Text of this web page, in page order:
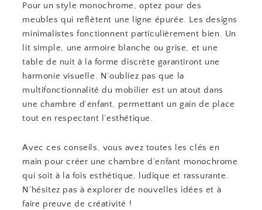
Pour un style monochrome, optez pour des
meubles qui reflètent une ligne épurée. Les designs
minimalistes fonctionnent particulièrement bien. Un
lit simple, une armoire blanche ou grise, et une
table de nuit à la forme discrète garantiront une
harmonie visuelle. N’oubliez pas que la
multifonctionnalité du mobilier est un atout dans
une chambre d’enfant, permettant un gain de place
tout en respectant l’esthétique.
Avec ces conseils, vous avez toutes les clés en
main pour créer une chambre d’enfant monochrome
qui soit à la fois esthétique, ludique et rassurante.
N’hésitez pas à explorer de nouvelles idées et à
faire preuve de créativité !